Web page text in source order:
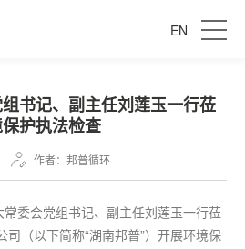
EN
书记、副主任刘莲玉一行莅
护执法检查
作者：邦普循环
委会党组书记、副主任刘莲玉一行莅
司（以下简称“湖南邦普”）开展环境保